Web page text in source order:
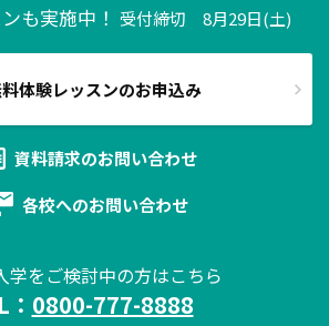
も実施中！ 受付締切 8月29日(土)
体験レッスンのお申込み
資料請求のお問い合わせ
各校へのお問い合わせ
学をご検討中の方はこちら
0800-777-8888